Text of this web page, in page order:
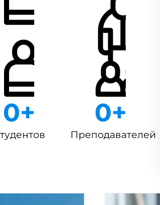
0+ 0+
Преподавателей